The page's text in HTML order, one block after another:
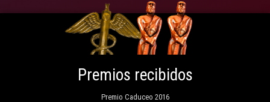
Premios recibidos
Premio Caduceo 2016